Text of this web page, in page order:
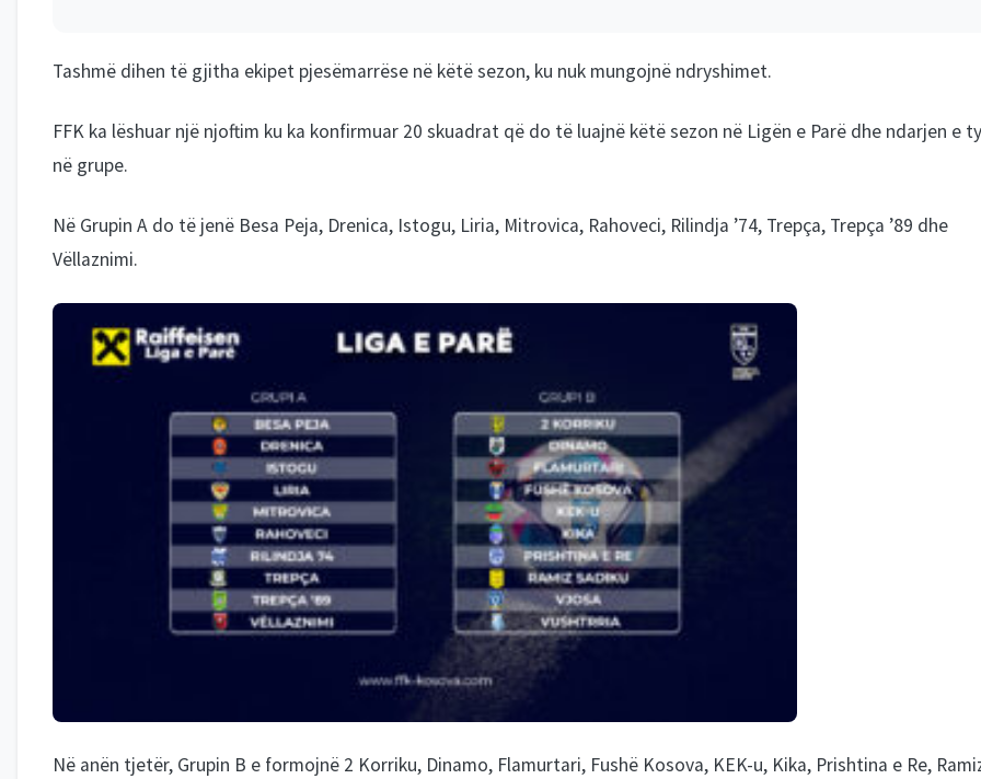
Tashmë dihen të gjitha ekipet pjesëmarrëse në këtë sezon, ku nuk mungojnë ndryshimet.
FFK ka lëshuar një njoftim ku ka konfirmuar 20 skuadrat që do të luajnë këtë sezon në Ligën e Parë dhe ndarjen e
në grupe.
Në Grupin A do të jenë Besa Peja, Drenica, Istogu, Liria, Mitrovica, Rahoveci, Rilindja ’74, Trepça, Trepça ’89 dhe
Vëllaznimi.
Në anën tjetër, Grupin B e formojnë 2 Korriku, Dinamo, Flamurtari, Fushë Kosova, KEK-u, Kika, Prishtina e Re,